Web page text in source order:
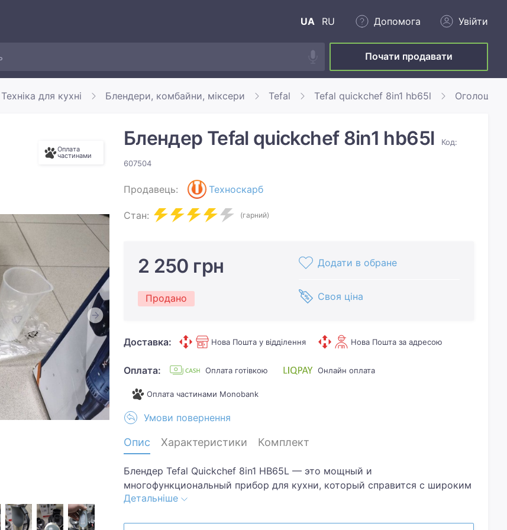
UA RU Допомога Увійти
Почати продавати
Техніка для кухні Блендери, комбайни, міксери Tefal Tefal quickchef 8in1 hb65l
Оплата
частинами
Блендер Tefal quickchef 8in1 hb65l Код:
607504
Продавець: Техноскарб
Стан: (гарний)
2 250 грн
Продано
Додати в обране
Своя ціна
Доставка: Нова Пошта у відділення Нова Пошта за адресою
Оплата: Оплата готівкою Онлайн оплата
Оплата частинами Monobank
Умови повернення
Опис Характеристики Комплект
Блендер Tefal Quickchef 8in1 HB65L — это мощный и
многофункциональный прибор для кухни, который справится с широким
спектром задач: от смешивания и взбивания до измельчения и
что обеспечивает эффективную обработку даже твердых продуктов.
Детальніше